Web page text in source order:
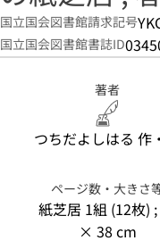
国立国会図書館請求記号
国立国会図書館書誌ID
著者
つちだよしはる 作
ページ数・大きさ
紙芝居 1組 (12枚)
× 38 cm